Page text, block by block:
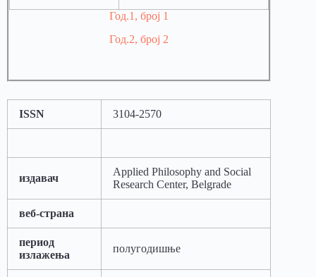
Год.1, број 1
Год.2, број 2
ISSN 3104-2570
издавач
Applied Philosophy and Social
Research Center, Belgrade
веб-страна
период
излажења
полугодишње